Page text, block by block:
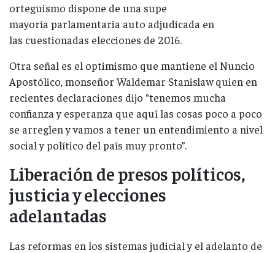
orteguismo dispone de una supe
mayoría parlamentaria auto adjudicada en
las cuestionadas elecciones de 2016.
Otra señal es el optimismo que mantiene el Nuncio
Apostólico, monseñor Waldemar Stanislaw quien en
recientes declaraciones dijo "tenemos mucha
confianza y esperanza que aquí las cosas poco a poco
se arreglen y vamos a tener un entendimiento a nivel
social y político del país muy pronto”.
Liberación de presos políticos,
justicia y elecciones
adelantadas
Las reformas en los sistemas judicial y el adelanto de